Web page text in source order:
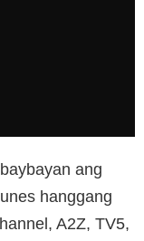
ang
hanggang
A2Z, TV5,